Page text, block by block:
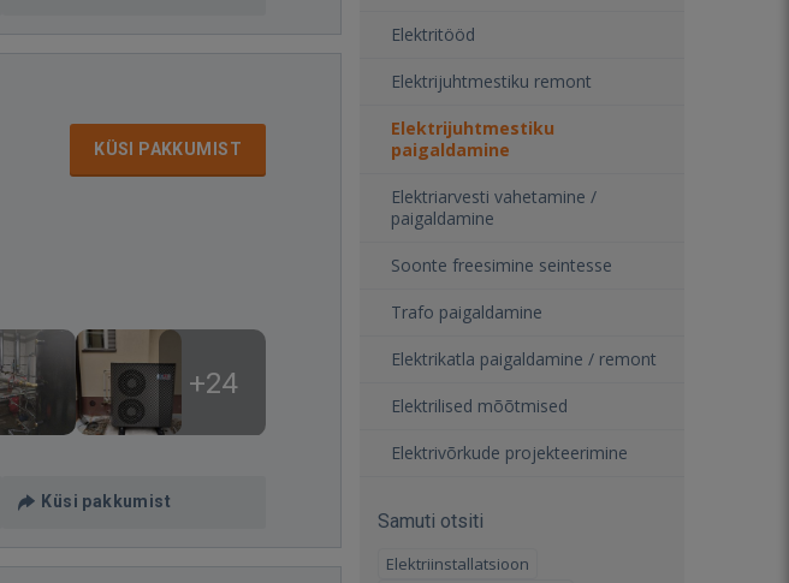
KÜSI PAKKUMIST
+24
Küsi pakkumist
Elektritööd
Elektrijuhtmestiku remont
Elektrijuhtmestiku
paigaldamine
Elektriarvesti vahetamine /
paigaldamine
Soonte freesimine seintesse
Trafo paigaldamine
Elektrikatla paigaldamine / remont
Elektrilised mõõtmised
Elektrivõrkude projekteerimine
Samuti otsiti
Elektriinstallatsioon